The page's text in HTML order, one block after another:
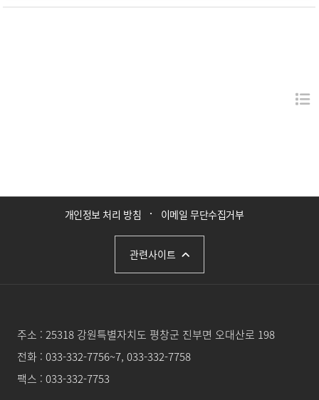
개인정보 처리 방침 이메일 무단수집거부
관련사이트
주소 :25318 강원특별자치도 평창군 진부면 오대산로 198
전화 :033-332-7756~7, 033-332-7758
팩스 : 033-332-7753